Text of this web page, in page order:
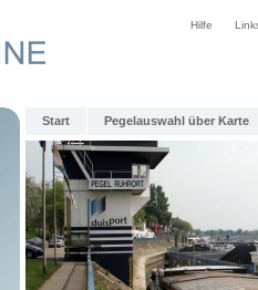
Hilfe
Start Pegelauswahl über Karte